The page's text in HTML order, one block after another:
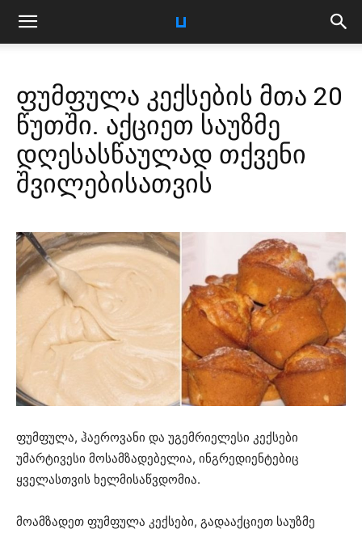
ფუმფულა კექსების მთა 20
წუთში. აქციეთ საუზმე
დღესასწაულად თქვენი
შვილებისათვის
ფუმფულა, ჰაეროვანი და უგემრიელესი კექსები
უმარტივესი მოსამზადებელია, ინგრედიენტებიც
ყველასთვის ხელმისაწვდომია.
მოამზადეთ ფუმფულა კექსები, გადააქციეთ საუზმე